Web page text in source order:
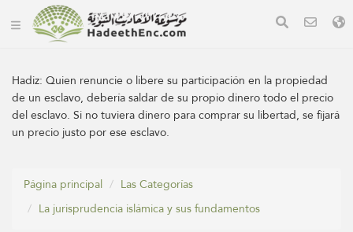
Hadiz:Quien renuncie o libere su participación en la propiedad
de un esclavo, debería saldar de su propio dinero todo el precio
del esclavo. Si no tuviera dinero para comprar su libertad, se fijará
un precio justo por ese esclavo.
Página principal
Las Categorías
La jurisprudencia islámica y sus fundamentos